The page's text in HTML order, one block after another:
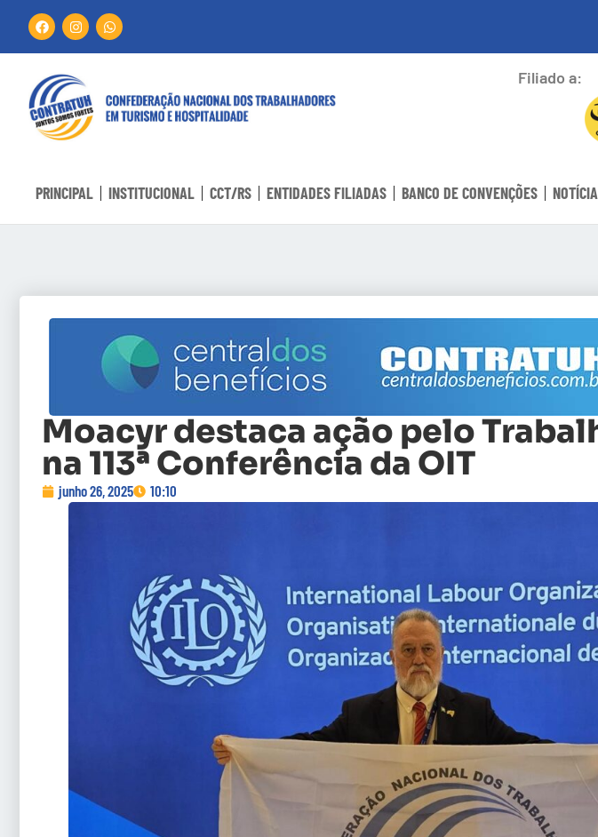
Filiado a:
PRINCIPAL INSTITUCIONAL CCT/RS ENTIDADES FILIADAS BANCO DE CONVENÇÕES
Moacyr destaca ação pelo
na 113ª Conferência da OIT
junho 26, 2025 10:10